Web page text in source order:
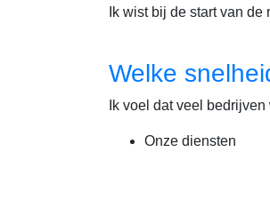
Ik wist bij de start van
Welke
Ik voel dat veel
Onze diensten